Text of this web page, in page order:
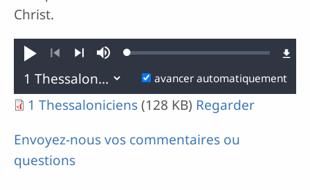
Christ.
Jouer
PrécédentSuivant
SourdineLoaded:
avancer automatiquement
1 Thessaloniciens(128 KB) Regarder
Envoyez-nous vos commentaires ou
questions